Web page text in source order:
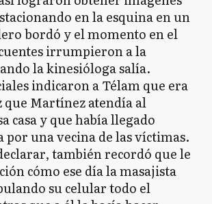
en la esquina en un
bordó y el momento en el
irrumpieron a la
la kinesióloga salía.
indicaron a Télam que era
que Martínez atendía al
casa y que había llegado
por una vecina de las víctimas.
también recordó que le
cómo ese día la masajista
su celular todo el